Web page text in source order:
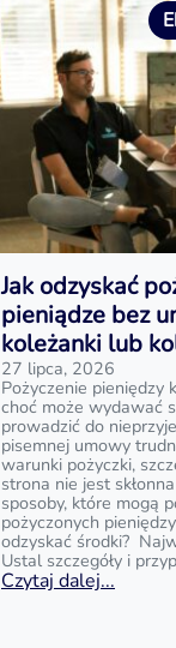
Jak odzyskać
pieniądze bez
koleżanki lub
27 lipca, 2026
Pożyczenie pieniędzy
choć może wydawać
prowadzić do
pisemnej umowy
warunki pożyczki,
strona nie jest
sposoby, które mogą
pożyczonych
odzyskać środki?
Ustal szczegóły i
Czytaj dalej...